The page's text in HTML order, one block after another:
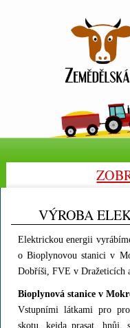
VÝROBA
Elektrickou energii
o Bioplynovou stanici v
Dobříši, FVE v Dražeticích
Bioplynová stanice v
Vstupními látkami pro
skotu, kejda prasat, hnůj,